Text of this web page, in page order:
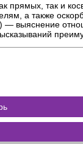
прямых, так и
а также
выяснение